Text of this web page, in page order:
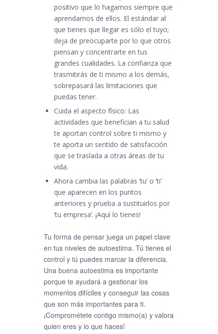
positivo que lo hagamos siempre que
aprendamos de ellos. El estándar al
que tienes que llegar es sólo el tuyo;
deja de preocuparte por lo que otros
piensan y concentrarte en tus
grandes cualidades. La confianza que
trasmitirás de ti mismo a los demás,
sobrepasará las limitaciones que
puedas tener.
Cuida el aspecto físico: Las
actividades que benefician a tu salud
te aportan control sobre ti mismo y
te aporta un sentido de satisfacción
que se traslada a otras áreas de tu
vida.
Ahora cambia las palabras ‘tu’ o ‘ti’
que aparecen en los puntos
anteriores y prueba a sustituirlos por
‘tu empresa’. ¡Aquí lo tienes!
Tu forma de pensar juega un papel clave
en tus niveles de autoestima. Tú tienes el
control y tú puedes marcar la diferencia.
Una buena autoestima es importante
porque te ayudará a gestionar los
momentos difíciles y conseguir las cosas
que son más importantes para ti.
¡Comprométete contigo mismo(a) y valora
quien eres y lo que haces!